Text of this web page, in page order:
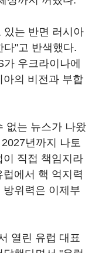
있는 반면 러시아
다"고 반색했다.
우크라이나에
의 비전과 부합
없는 뉴스가 나왔
년까지 나토
직접 책임지라
에서 핵 억지력
위력은 이제부
열린 유럽 대표